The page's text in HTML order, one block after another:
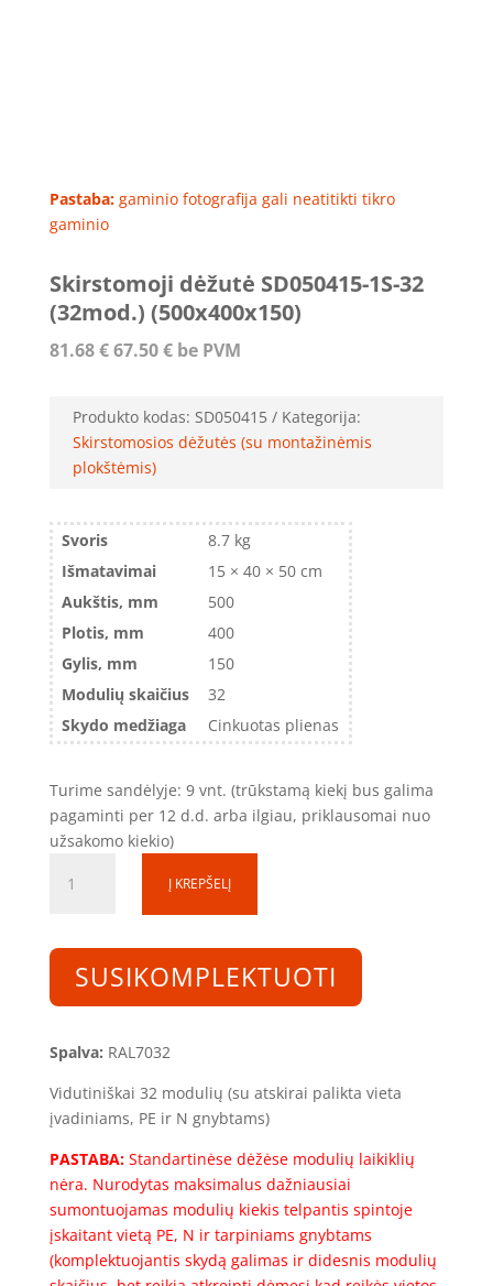
Pastaba:gaminio fotografija gali neatitikti tikro
gaminio
Skirstomoji dėžutė SD050415-1S-32
(32mod.) (500x400x150)
81.68€67.50€be PVM
Produkto kodas: SD050415
Kategorija:
Skirstomosios dėžutės (su montažinėmis
plokštėmis)
Svoris
8.7 kg
Išmatavimai
15 × 40 × 50 cm
Aukštis, mm
500
Plotis, mm
400
Gylis, mm
150
Modulių skaičius
32
Skydo medžiaga
Cinkuotas plienas
Turime sandėlyje: 9 vnt. (trūkstamą kiekį bus galima
pagaminti per 12 d.d. arba ilgiau, priklausomai nuo
užsakomo kiekio)
kiekis:
SD050415-
(32mod.)
(500x400x150)
Į KREPŠELĮ
SUSIKOMPLEKTUOTI
Spalva: RAL7032
Vidutiniškai 32 modulių (su atskirai palikta vieta
įvadiniams, PE ir N gnybtams)
PASTABA:Standartinėse dėžėse modulių laikiklių
nėra. Nurodytas maksimalus dažniausiai
sumontuojamas modulių kiekis telpantis spintoje
įskaitant vietą PE, N ir tarpiniams gnybtams
(komplektuojantis skydą galimas ir didesnis modulių